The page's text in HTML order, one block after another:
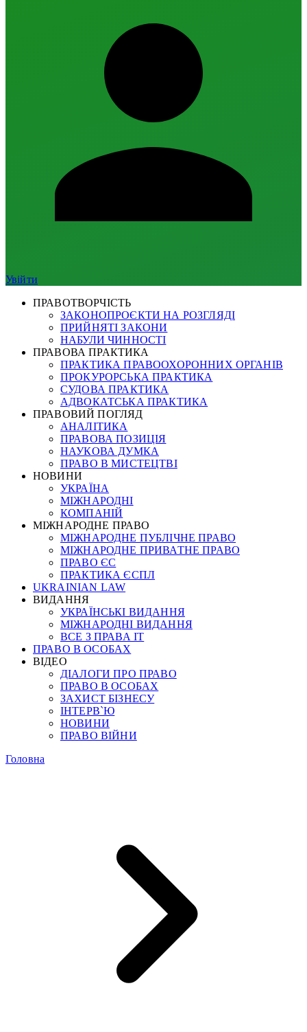
Увійти
ПРАВОТВОРЧІСТЬ
ЗАКОНОПРОЄКТИ НА РОЗГЛЯДІ
ПРИЙНЯТІ ЗАКОНИ
НАБУЛИ ЧИННОСТІ
ПРАВОВА ПРАКТИКА
ПРАКТИКА ПРАВООХОРОННИХ ОРГАНІВ
ПРОКУРОРСЬКА ПРАКТИКА
СУДОВА ПРАКТИКА
АДВОКАТСЬКА ПРАКТИКА
ПРАВОВИЙ ПОГЛЯД
АНАЛІТИКА
ПРАВОВА ПОЗИЦІЯ
НАУКОВА ДУМКА
ПРАВО В МИСТЕЦТВІ
НОВИНИ
УКРАЇНА
МІЖНАРОДНІ
КОМПАНІЙ
МІЖНАРОДНЕ ПРАВО
МІЖНАРОДНЕ ПУБЛІЧНЕ ПРАВО
МІЖНАРОДНЕ ПРИВАТНЕ ПРАВО
ПРАВО ЄС
ПРАКТИКА ЄСПЛ
UKRAINIAN LAW
ВИДАННЯ
УКРАЇНСЬКІ ВИДАННЯ
МІЖНАРОДНІ ВИДАННЯ
ВСЕ З ПРАВА ІТ
ПРАВО В ОСОБАХ
ВІДЕО
ДІАЛОГИ ПРО ПРАВО
ПРАВО В ОСОБАХ
ЗАХИСТ БІЗНЕСУ
ІНТЕРВ`Ю
НОВИНИ
ПРАВО ВІЙНИ
Головна